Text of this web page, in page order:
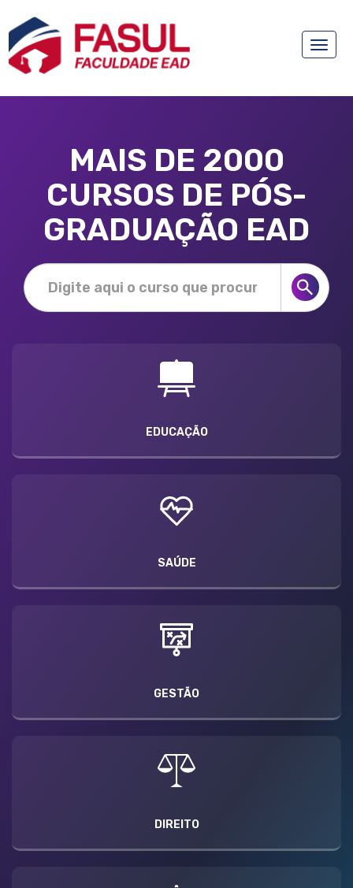
Toggle
MAIS DE 2000
CURSOS DE PÓS-
GRADUAÇÃO EAD
EDUCAÇÃO
SAÚDE
GESTÃO
DIREITO